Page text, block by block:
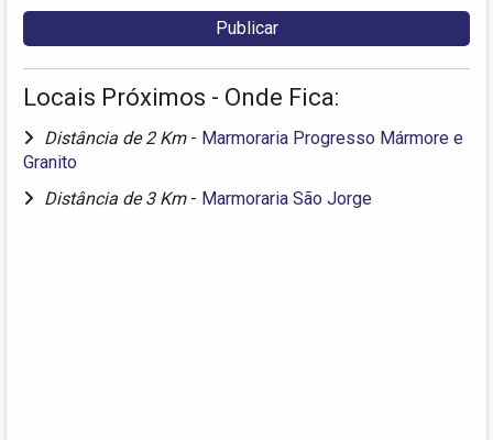
Locais Próximos - Onde Fica:
Distância de 2 Km - Marmoraria Progresso Mármore e
Granito
Distância de 3 Km - Marmoraria São Jorge